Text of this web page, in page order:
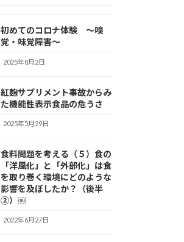
初めてのコロナ体験 ～嗅
覚・味覚障害～
2025年8月2日
紅麹サプリメント事故からみ
た機能性表示食品の危うさ
2025年5月29日
食料問題を考える（５）食の
「洋風化」と「外部化」は食
を取り巻く環境にどのような
影響を及ぼしたか？（後半
②）￼
2022年6月27日